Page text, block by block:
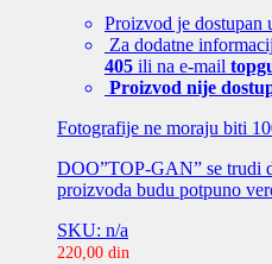
Proizvod je dostupan
Za dodatne
405 ili na e-mail
Proizvod nije
Fotografije ne moraju biti
DOO”TOP-GAN” se trudi
proizvoda budu potpuno
SKU: n/a
220,00 din